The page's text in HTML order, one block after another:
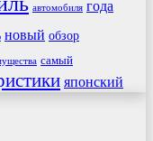
автомобиля года
новый обзор
самый
японский